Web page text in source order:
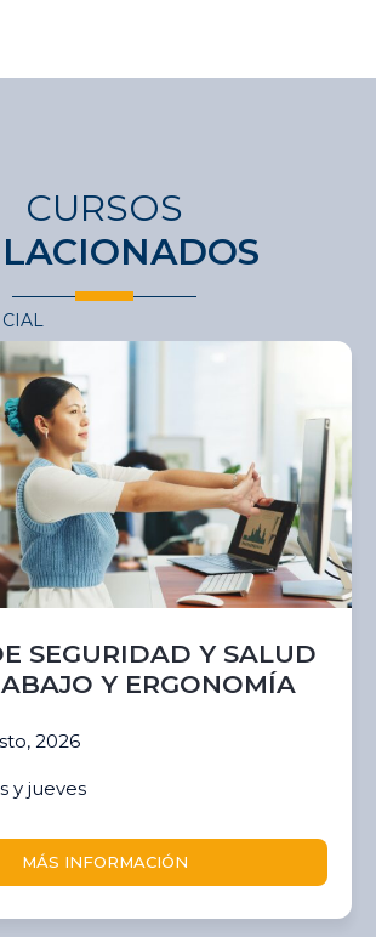
CURSOS
SEGURIDAD Y SALUD
Y ERGONOMÍA
2026
y jueves
MÁS INFORMACIÓN